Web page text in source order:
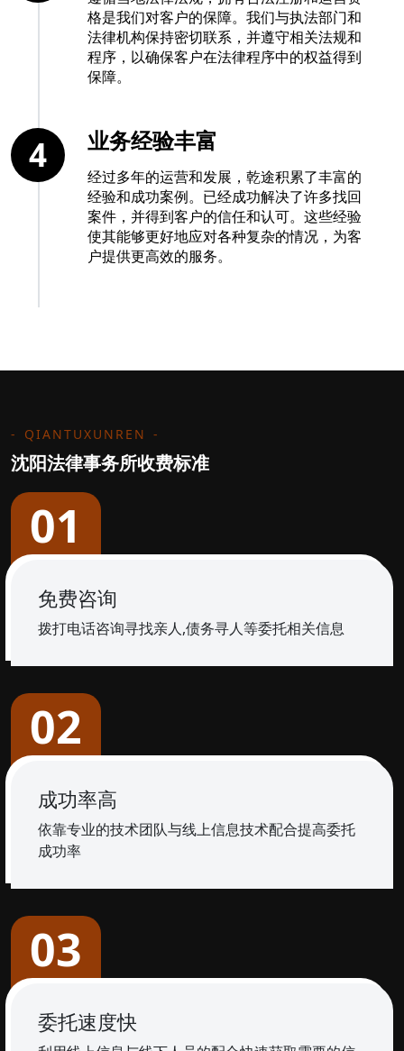
格是我们对客户的保障。我们与执法部门和
法律机构保持密切联系，并遵守相关法规和
程序，以确保客户在法律程序中的权益得到
保障。
业务经验丰富
经过多年的运营和发展，乾途积累了丰富的
经验和成功案例。已经成功解决了许多找回
案件，并得到客户的信任和认可。这些经验
使其能够更好地应对各种复杂的情况，为客
户提供更高效的服务。
4
QIANTUXUNREN
沈阳法律事务所收费标准
01
免费咨询
拨打电话咨询寻找亲人,债务寻人等委托相关信息
02
成功率高
依靠专业的技术团队与线上信息技术配合提高委托
成功率
03
委托速度快